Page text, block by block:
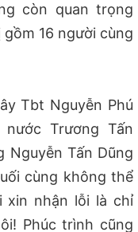
còn quan trọng
16 người cùng
Tbt Nguyễn Phú
Trương Tấn
Nguyễn Tấn Dũng
cùng không thể
xin nhận lỗi là chỉ
Phúc trình cũng